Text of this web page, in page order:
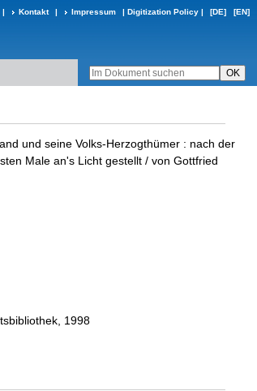
| Kontakt | Impressum | Digitization Policy | [DE] [EN]
und seine Volks-Herzogthümer : nach der
Male an's Licht gestellt / von Gottfried
1998